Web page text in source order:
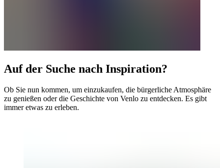
Auf der Suche nach Inspiration?
Ob Sie nun kommen, um einzukaufen, die bürgerliche Atmosphäre
zu genießen oder die Geschichte von Venlo zu entdecken. Es gibt
immer etwas zu erleben.